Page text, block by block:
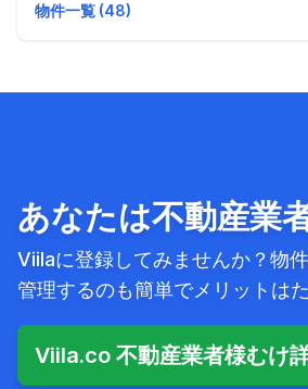
物件一覧 (48)
あなたは不動産業
Viilaに登録してみませんか？物
管理するのも簡単でメリットは
Viila.co 不動産業者様むけ